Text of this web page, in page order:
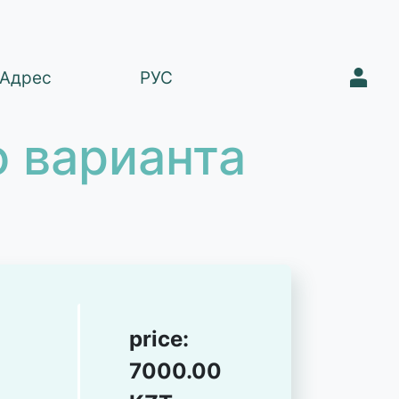
Адрес РУС 1
price:
7000.00